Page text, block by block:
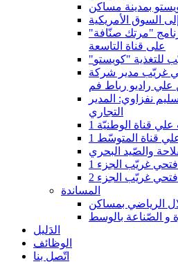
بمدينة مساكن
السوق الأمريكية
"مرتك صنّافة"
على قناة التاسعة
للتغذية "كويستو
غريّب مدير شركة
علي راديو رباط فم
نفزاوي: المدير
التجاري
قناة الوطنيّة 1
قناة المتوسّط 1
والصّيد البحري
غريّب الجزء 1
غريّب الجزء 2
المساندة
الرياضي بمساكن
و الصّناعة بالوسط
الدَليل
الوظائف
اتّصل بنا